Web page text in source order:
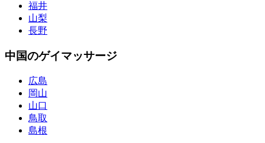
福井
山梨
長野
中国のゲイマッサージ
広島
岡山
山口
鳥取
島根